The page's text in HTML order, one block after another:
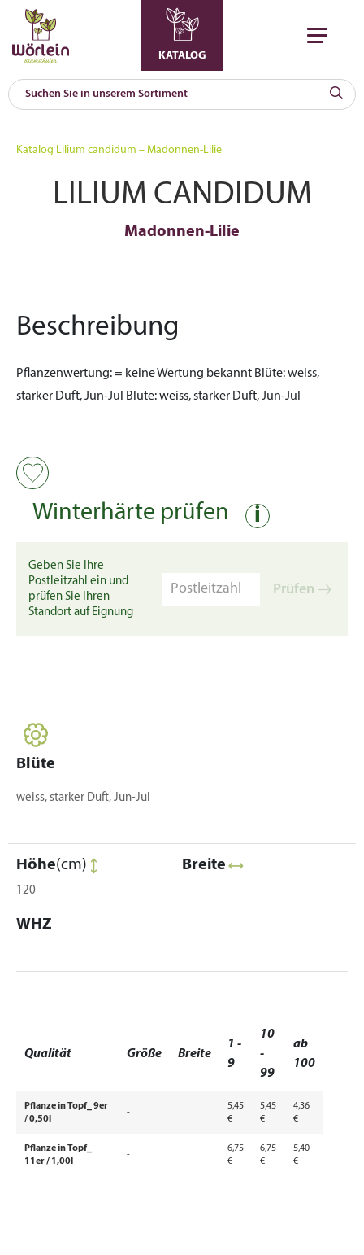
KATALOG
Katalog Lilium candidum – Madonnen-Lilie
LILIUM CANDIDUM
Madonnen-Lilie
Beschreibung
Pflanzenwertung:= keine Wertung bekannt Blüte:weiss,
starker Duft, Jun-Jul
Blüte:weiss, starker Duft, Jun-Jul
Winterhärte prüfen i
Geben Sie Ihre
Postleitzahl ein und
prüfen Sie Ihren
Standort auf Eignung
Prüfen
Blüte
weiss, starker Duft, Jun-Jul
Höhe(cm)
120
Breite
WHZ
Qualität Größe Breite
1 -
9
10
-
99
ab
100
Pflanze in Topf_ 9er
/ 0,50l
-
5,45
€
5,45
€
4,36
€
Pflanze in Topf_
11er / 1,00l
-
6,75
€
6,75
€
5,40
€